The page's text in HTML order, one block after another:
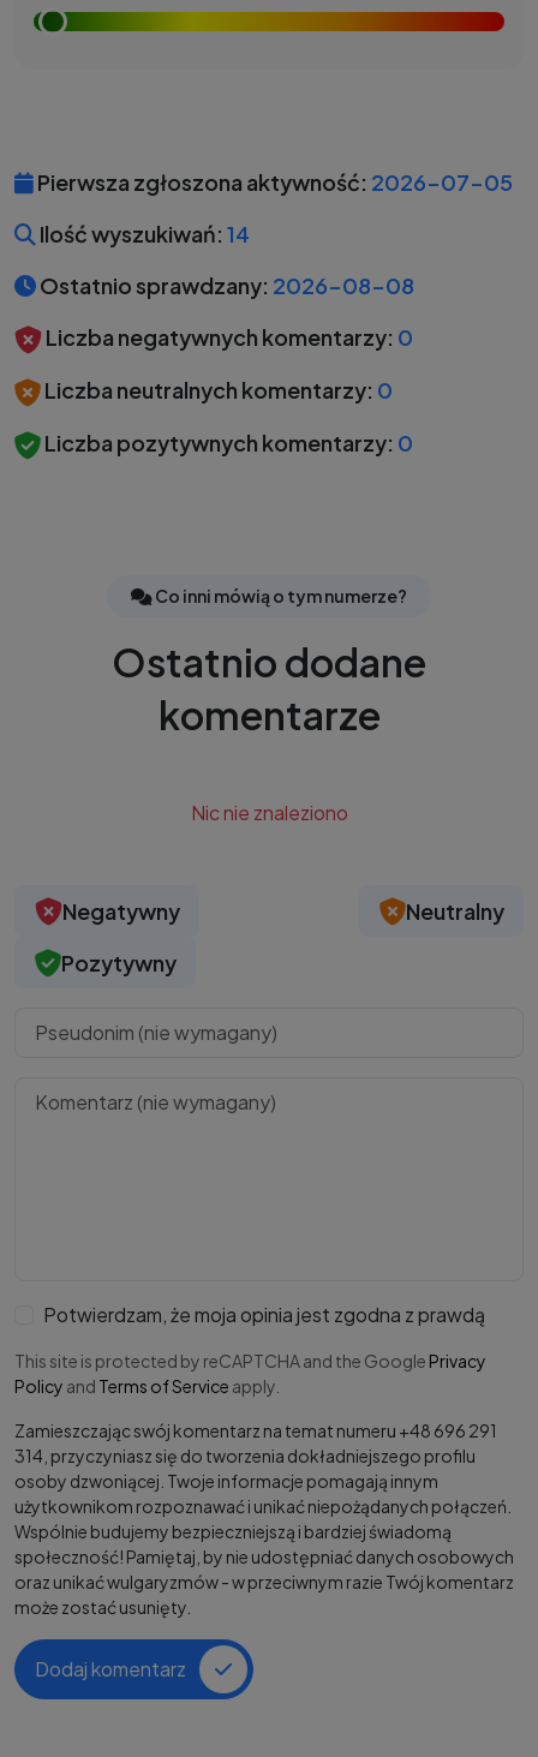
Pierwsza zgłoszona aktywność: 2026-07-05
Ilość wyszukiwań: 14
Ostatnio sprawdzany: 2026-08-08
Liczba negatywnych komentarzy: 0
Liczba neutralnych komentarzy: 0
Liczba pozytywnych komentarzy: 0
Co inni mówią o tym numerze?
Ostatnio dodane
komentarze
Nic nie znaleziono
Negatywny
Neutralny
Pozytywny
Potwierdzam, że moja opinia jest zgodna z prawdą
This site is protected by reCAPTCHA and the Google Privacy
Policy and Terms of Service apply.
Zamieszczając swój komentarz na temat numeru +48 696 291
314, przyczyniasz się do tworzenia dokładniejszego profilu
osoby dzwoniącej. Twoje informacje pomagają innym
użytkownikom rozpoznawać i unikać niepożądanych połączeń.
Wspólnie budujemy bezpieczniejszą i bardziej świadomą
społeczność! Pamiętaj, by nie udostępniać danych osobowych
oraz unikać wulgaryzmów - w przeciwnym razie Twój komentarz
może zostać usunięty.
Dodaj komentarz